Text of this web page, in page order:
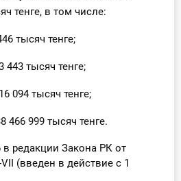
тенге, в том числе:
тысяч тенге;
443 тысяч тенге;
094 тысяч тенге;
466 999 тысяч тенге.
в редакции Закона РК от
(введен в действие с 1